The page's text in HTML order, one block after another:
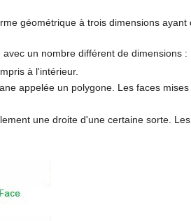
géométrique à trois dimensions
un nombre différent de dimensions :
à l'intérieur.
appelée un polygone. Les faces
une droite d'une certaine sorte.